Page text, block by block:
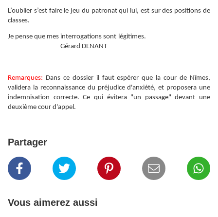
L’oublier s’est faire le jeu du patronat qui lui, est sur des positions de
classes.
Je pense que mes interrogations sont légitimes.
Gérard DENANT
Remarques: Dans ce dossier il faut espérer que la cour de Nîmes,
validera la reconnaissance du préjudice d'anxiété, et proposera une
indemnisation correcte. Ce qui évitera "un passage" devant une
deuxième cour d'appel.
Partager
Vous aimerez aussi